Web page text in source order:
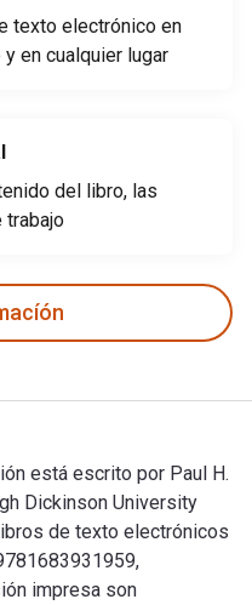
texto electrónico en
en cualquier lugar
del libro, las
trabajo
está escrito por Paul H.
Dickinson University
de texto electrónicos
impresa son